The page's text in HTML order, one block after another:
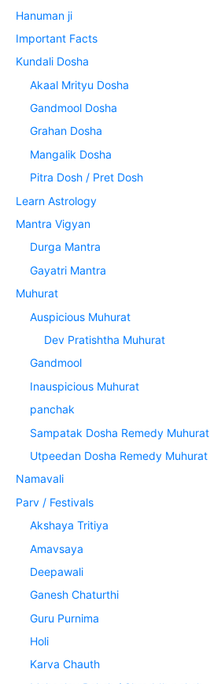
Hanuman ji
Important Facts
Kundali Dosha
Akaal Mrityu Dosha
Gandmool Dosha
Grahan Dosha
Mangalik Dosha
Pitra Dosh / Pret Dosh
Learn Astrology
Mantra Vigyan
Durga Mantra
Gayatri Mantra
Muhurat
Auspicious Muhurat
Dev Pratishtha Muhurat
Gandmool
Inauspicious Muhurat
panchak
Sampatak Dosha Remedy Muhurat
Utpeedan Dosha Remedy Muhurat
Namavali
Parv / Festivals
Akshaya Tritiya
Amavsaya
Deepawali
Ganesh Chaturthi
Guru Purnima
Holi
Karva Chauth